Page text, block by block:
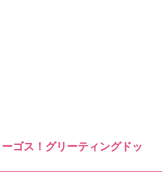
ーゴス！グリーティングドッ